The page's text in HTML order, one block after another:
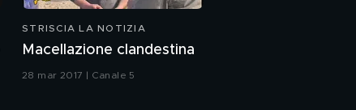
STRISCIA LA NOTIZIA
Macellazione clandestina
28 mar 2017 | Canale 5